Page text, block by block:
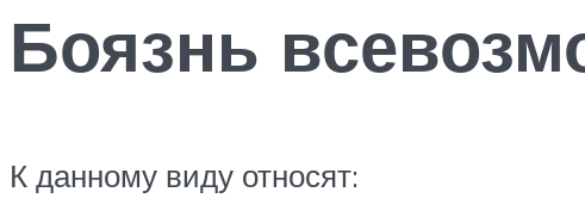
Боязнь
К данному виду относят: